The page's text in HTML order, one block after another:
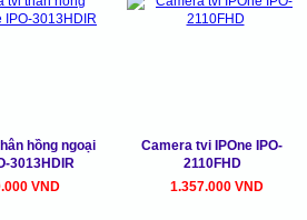
hồng ngoại
3013HDIR
VND
Camera tvi IPOne IPO-
2110FHD
1.357.000 VND